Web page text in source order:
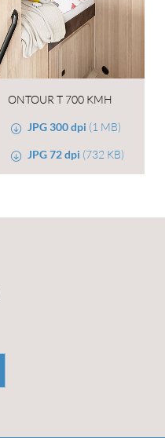
ONTOUR T 700 KMH
JPG 300 dpi (1 MB)
JPG 72 dpi (732 KB)